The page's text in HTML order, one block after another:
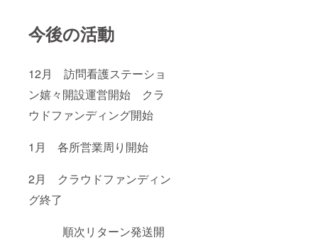
今後の活動
12月 訪問看護ステーショ
ン嬉々開設運営開始 クラ
ウドファンディング開始
1月 各所営業周り開始
2月 クラウドファンディン
グ終了
順次リターン発送開